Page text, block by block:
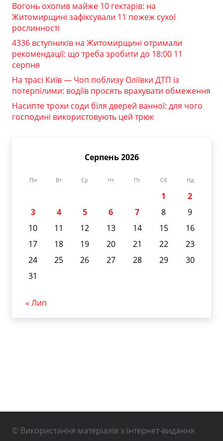
Вогонь охопив майже 10 гектарів: на
Житомирщині зафіксували 11 пожеж сухої
рослинності
4336 вступників на Житомирщині отримали
рекомендації: що треба зробити до 18:00 11
серпня
На трасі Київ — Чоп поблизу Оліївки ДТП із
потерпілими: водіїв просять врахувати обмеження
Насипте трохи соди біля дверей ванної: для чого
господині використовують цей трюк
Серпень 2026
Пн Вт Ср Чт Пт Сб Нд
1
2
3
4 5 6 7 8
9
10
11 12 13 14 15
16
17
18 19 20 21 22
23
24
25 26 27 28 29
30
31
« Лип
© Використання матеріалів з інтернет-видання